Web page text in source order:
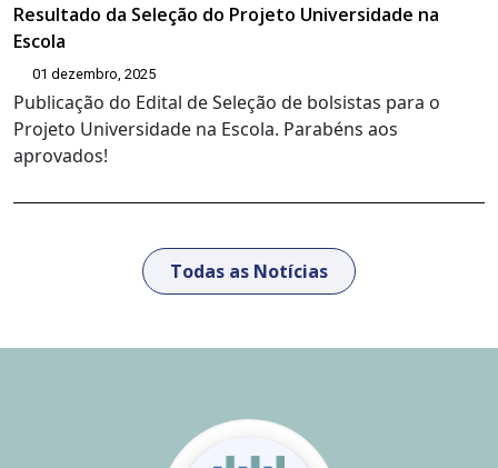
Resultado da Seleção do Projeto Universidade na
Escola
01 dezembro, 2025
Publicação do Edital de Seleção de bolsistas para o
Projeto Universidade na Escola. Parabéns aos
aprovados!
Todas as Notícias